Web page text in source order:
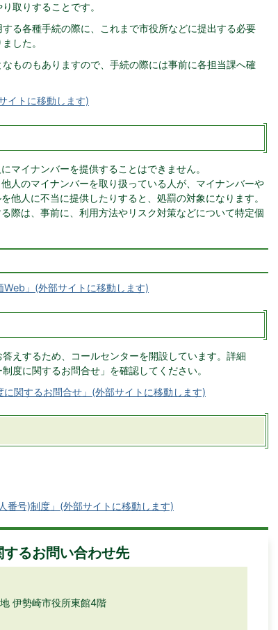
取りすることです。
る各種手続の際に、これまで市役所などに提出する必要
した。
ものもありますので、手続の際には事前に各担当課へ確
イトに移動します)
マイナンバーを提供することはできません。
人のマイナンバーを取り扱っている人が、マイナンバーや
他人に不当に提供したりすると、処罰の対象になります。
際は、事前に、利用方法やリスク対策などについて特定個
」(外部サイトに移動します)
えするため、コールセンターを開設しています。詳細
度に関するお問合せ」を確認してください。
関するお問合せ」(外部サイトに移動します)
番号)制度」(外部サイトに移動します)
するお問い合わせ先
伊勢崎市役所東館4階